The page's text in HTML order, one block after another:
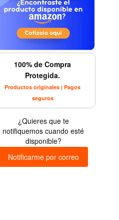
100% de Compra
Protegida.
Productos originales | Pagos
seguros
¿Quieres que te
notifiquemos cuando esté
disponible?
Notificarme por correo